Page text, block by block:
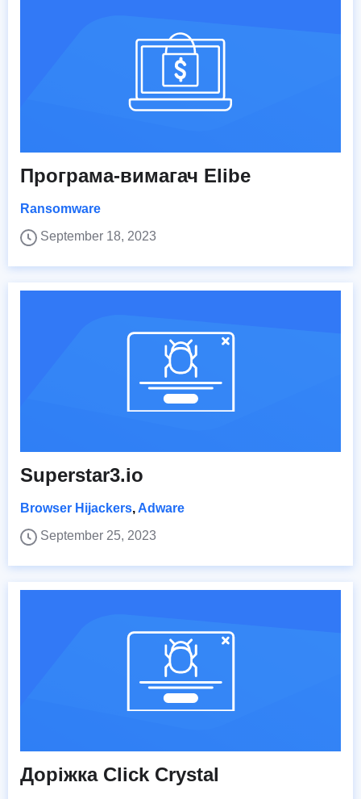
Програма-вимагач Elibe
Ransomware
September 18, 2023
Superstar3.io
Browser Hijackers, Adware
September 25, 2023
Доріжка Click Crystal